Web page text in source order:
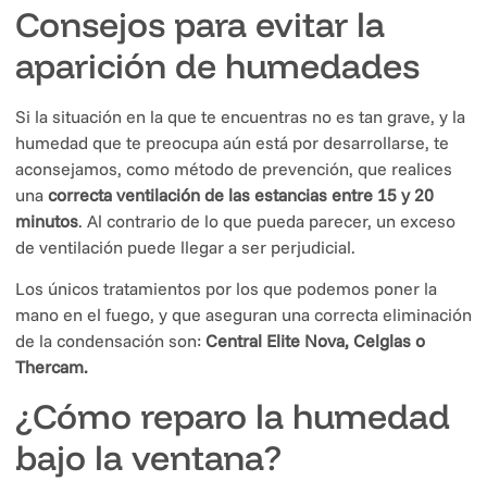
Consejos para evitar la
aparición de humedades
Si la situación en la que te encuentras no es tan grave, y la
humedad que te preocupa aún está por desarrollarse, te
aconsejamos, como método de prevención, que realices
una correcta ventilación de las estancias entre 15 y 20
minutos. Al contrario de lo que pueda parecer, un exceso
de ventilación puede llegar a ser perjudicial.
Los únicos tratamientos por los que podemos poner la
mano en el fuego, y que aseguran una correcta eliminación
de la condensación son: Central Elite Nova, Celglas o
Thercam.
¿Cómo reparo la humedad
bajo la ventana?